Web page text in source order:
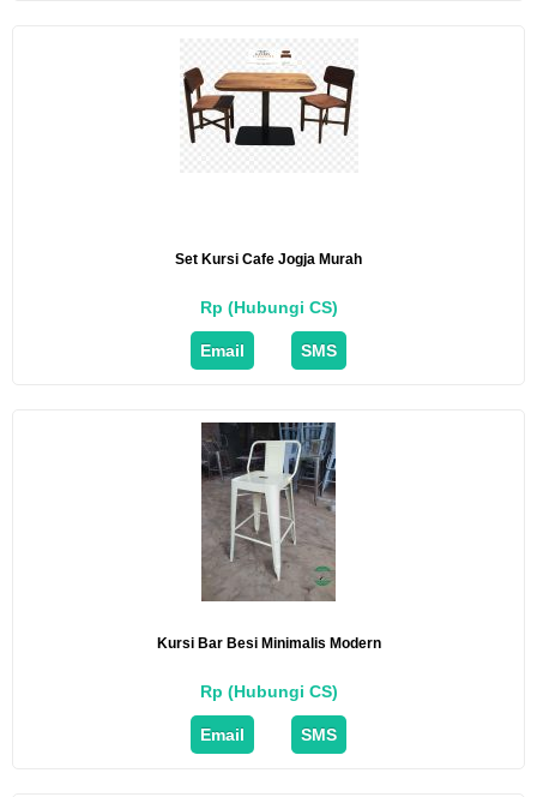
Set Kursi Cafe Jogja Murah
Rp (Hubungi CS)
Email SMS
Kursi Bar Besi Minimalis Modern
Rp (Hubungi CS)
Email SMS